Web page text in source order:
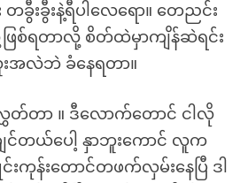
းခွီးနဲ့ရီပါလေရော။ တေညင်း
စ်ရတာလို့ စိတ်ထဲမှာကျိန်ဆဲရင်း
လဲဘဲ ခံနေရတာ။
တာ ။ ဒီလောက်တောင် ငါလို
င်တယ်ပေါ့ နှာဘူးကောင် လူက
ကုန်းတောင်တဖက်လှမ်းနေပြီ ဒါ